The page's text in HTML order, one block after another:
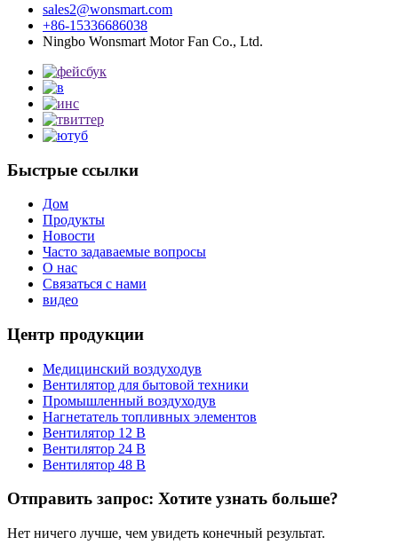
sales2@wonsmart.com
+86-15336686038
Ningbo Wonsmart Motor Fan Co., Ltd.
Быстрые ссылки
Дом
Продукты
Новости
Часто задаваемые вопросы
О нас
Связаться с нами
видео
Центр продукции
Медицинский воздуходув
Вентилятор для бытовой техники
Промышленный воздуходув
Нагнетатель топливных элементов
Вентилятор 12 В
Вентилятор 24 В
Вентилятор 48 В
Отправить запрос: Хотите узнать больше?
Нет ничего лучше, чем увидеть конечный результат.